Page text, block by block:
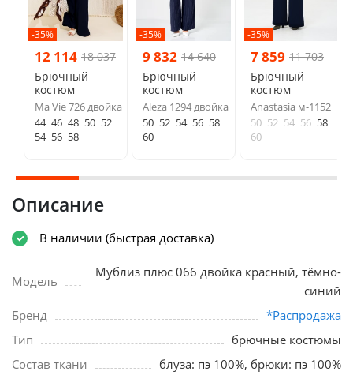
-35%
12 114 18 037
Брючный
костюм
Ma Vie 726 двойка
44 46 48 50 52
54 56 58
-35%
9 832 14 640
Брючный
костюм
Aleza 1294 двойка
50 52 54 56 58
60
-35%
7 859 11 703
Брючный
костюм
Anastasia м-1152
50 52 54 56 58
60
Описание
В наличии (быстрая доставка)
Модель
Мублиз плюс 066 двойка красный, тёмно-
синий
Бренд
*Распродажа
Тип
брючные костюмы
Состав ткани
блуза: пэ 100%, брюки: пэ 100%